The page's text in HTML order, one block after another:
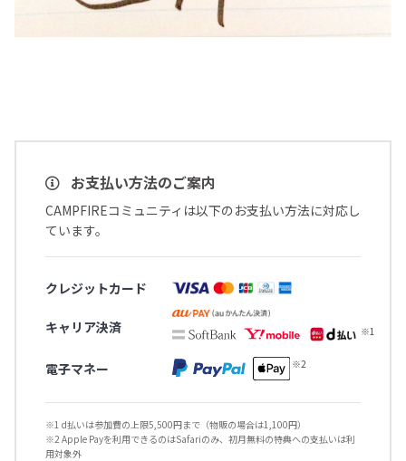
お支払い方法のご案内
CAMPFIREコミュニティは以下のお支払い方法に対応し
ています。
クレジットカード
キャリア決済
電子マネー
※1 d払いは参加費の上限5,500円まで（物販の場合は1,100円）
※2 Apple Payを利用できるのはSafariのみ、初月無料の特典への支払いは利
用対象外